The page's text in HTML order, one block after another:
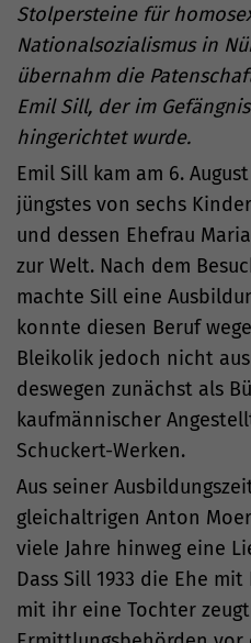
Stolpersteine für
Nationalsozialismus in
übernahm die
Emil Sill, der im
hingerichtet wurde.
Emil Sill kam am 6.
jüngstes von sechs
und dessen Ehefrau
zur Welt. Nach dem
machte Sill eine
konnte diesen Beruf
Bleikolik jedoch nicht
deswegen zunächst als
kaufmännischer
Schuckert-Werken.
Aus seiner
gleichaltrigen Anton
viele Jahre hinweg eine
Dass Sill 1933 die Ehe
mit ihr eine Tochter